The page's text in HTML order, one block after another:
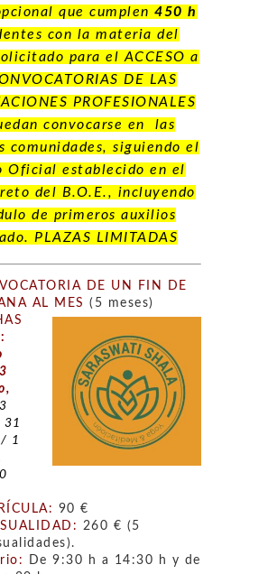
que cumplen 450 h
con la materia del
para el ACCESO a
DE LAS
PROFESIONALES
convocarse en las
comunidades, siguiendo el
Oficial establecido en el
del B.O.E., incluyendo
de primeros auxilios
PLAZAS LIMITADAS
DE UN FIN DE
AL MES (5 meses)
:
31
1
90 €
260 € (5
De 9:30 h a 14:30 h y de